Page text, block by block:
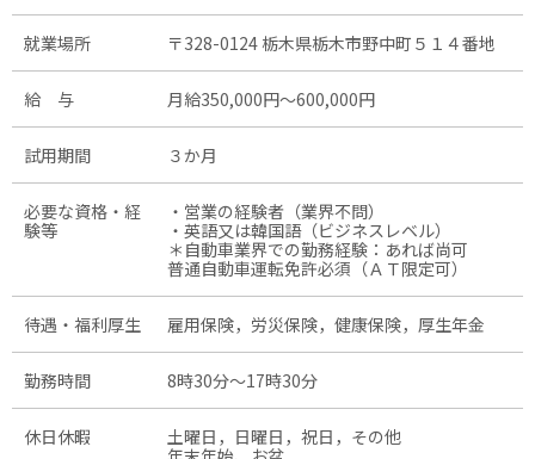
就業場所 〒328-0124 栃木県栃木市野中町５１４番地
給 与 月給350,000円〜600,000円
試用期間 ３か月
必要な資格・経
験等
・営業の経験者（業界不問）
・英語又は韓国語（ビジネスレベル）
＊自動車業界での勤務経験：あれば尚可
普通自動車運転免許必須（ＡＴ限定可）
待遇・福利厚生 雇用保険，労災保険，健康保険，厚生年金
勤務時間 8時30分〜17時30分
休日休暇
土曜日，日曜日，祝日，その他